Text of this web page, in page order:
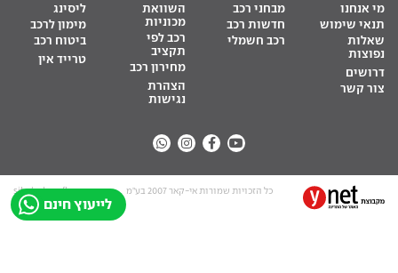
לייעוץ חינם
מי אנחנו
תנאי שימוש
שאלות
נפוצות
דרושים
צור קשר
מבחני רכב
חדשות רכב
רכב חשמלי
השוואת
מכוניות
רכב לפי
תקציב
מחירון רכב
הצהרת
נגישות
ליסינג
מימון לרכב
ביטוח רכב
טרייד אין
כל הזכויות שמורות אי-קאר 2007 בע”מ site by tq.soft